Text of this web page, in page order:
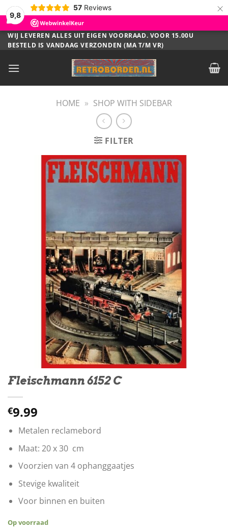
9,8
57 Reviews ×
Ga
naar
WIJ LEVEREN ALLES UIT EIGEN VOORRAAD. VOOR 15.00U
BESTELD IS VANDAAG VERZONDEN (MA T/M VR)
HOME » SHOP WITH SIDEBAR
FILTER
Fleischmann 6152 C
€9.99
Metalen reclamebord
Maat: 20 x 30 cm
Voorzien van 4 ophanggaatjes
Stevige kwaliteit
Voor binnen en buiten
Op voorraad